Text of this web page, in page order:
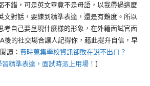
不錯，可是英文畢竟不是母語，以我帶過這麼
文對話，要練到精準表達，還是有難度。所以
考自己要呈現什麼樣的形象，在外籍面試官面
後的社交場合讓人記得你，藉此提升自信，早
讀： 費時蒐集學校資訊卻敗在說不出口？
精準表達，面試時派上用場！ )